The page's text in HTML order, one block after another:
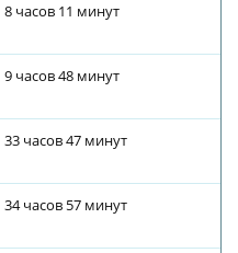
8 часов 11 минут
9 часов 48 минут
33 часов 47 минут
34 часов 57 минут